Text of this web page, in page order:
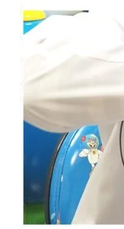
Atención a
Dependencia